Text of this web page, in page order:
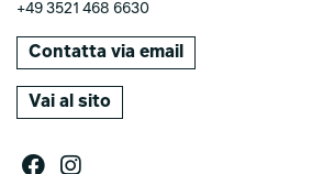
+49 3521 468 6630
Contatta via email
Vai al sito